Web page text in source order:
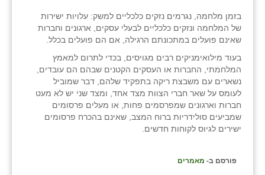
בזמן מלחמה, נגרמים נזקים כלכליים למשק: עלויות ישירות
של המלחמה ונזקים כלכליים לבעלי עסקים, ארגונים וחברות
שאינם פועלים במתכונתם הרגילה, אם הם פועלים בכלל.
בעוד מילואימניקים רבים מגויסים, בכדי לתרום למאמץ
המלחמתי, החברות או העסקים הקטנים שבהם הם עובדים,
נשארים עם משבצת ריקה בתפקיד שלהם, דבר שמוביל
לעומס על שאר חברי הצוות מצד אחד, ומצד שני יש לא מעט
חברות וארגונים שמפרסמים פחות, או מעלים פרסומים
שמביעים סולידריות ברוח המצב, שאינם בהכרח פרסומים
ישירים לגיוס לקוחות חדשים.
פורסם ב- מאמרים
ניר צבי
עין חצבה
עין תמר
עמרים
קורנית